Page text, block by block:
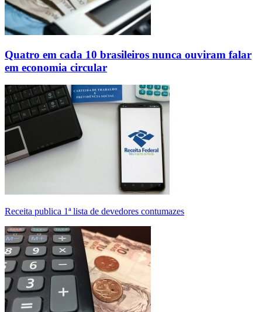
Quatro em cada 10 brasileiros nunca ouviram falar
em economia circular
Receita publica 1ª lista de devedores contumazes